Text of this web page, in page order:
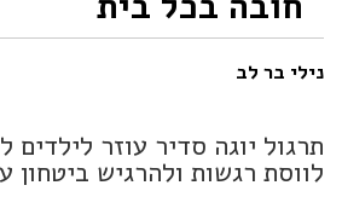
נילי בר לב
תרגול יוגה סדיר עוזר לילדים
לווסת רגשות ולהרגיש ביטחון